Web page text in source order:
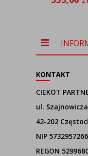
stylu
KONTAKT
CIEKOT
ul.
42-202
NIP 5732957266
REGON